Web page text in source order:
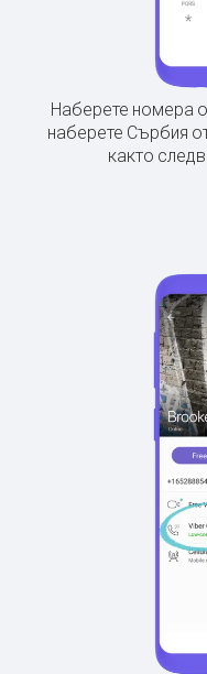
Наберете номера
наберете Сърбия
както